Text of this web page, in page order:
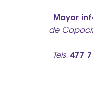
Mayor
de
Tels. 477